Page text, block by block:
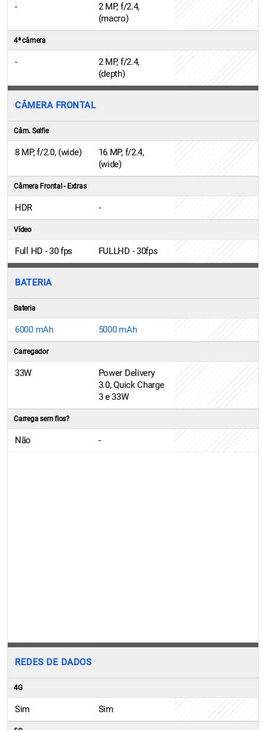
-
2 MP, f/2.4,
(macro)
4ª câmera
-
2 MP, f/2.4,
(depth)
CÂMERA FRONTAL
Câm. Selfie
8 MP, f/2.0, (wide)
16 MP, f/2.4,
(wide)
Câmera Frontal - Extras
HDR -
Vídeo
Full HD - 30 fps FULLHD - 30fps
BATERIA
Bateria
6000 mAh 5000 mAh
Carregador
33W
Power Delivery
3.0, Quick Charge
3 e 33W
Carrega sem fios?
Não -
REDES DE DADOS
4G
Sim Sim